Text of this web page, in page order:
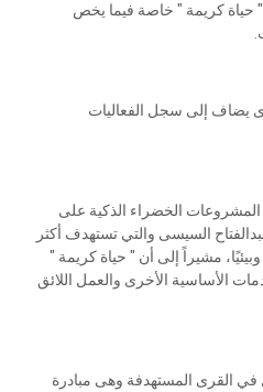
" حياة كريمة " خاصة فيما يخص
يضاف إلى سجل الفعاليات
المشروعات الخضراء الذكية على
السيسى والتي تستهدف أكثر
مشيراً إلى أن " حياة كريمة "
الأساسية الأخرى والعمل اللائق
في القرى المستهدفة وهى مبادرة